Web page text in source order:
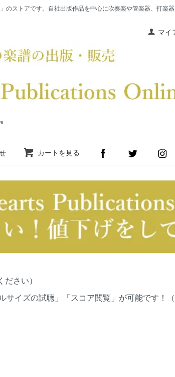
ストアです。自社出版作品を中心に吹奏楽や管楽器、打楽器
マイ
カートを見る
さい）
イズの試聴」「スコア閲覧」が可能です！